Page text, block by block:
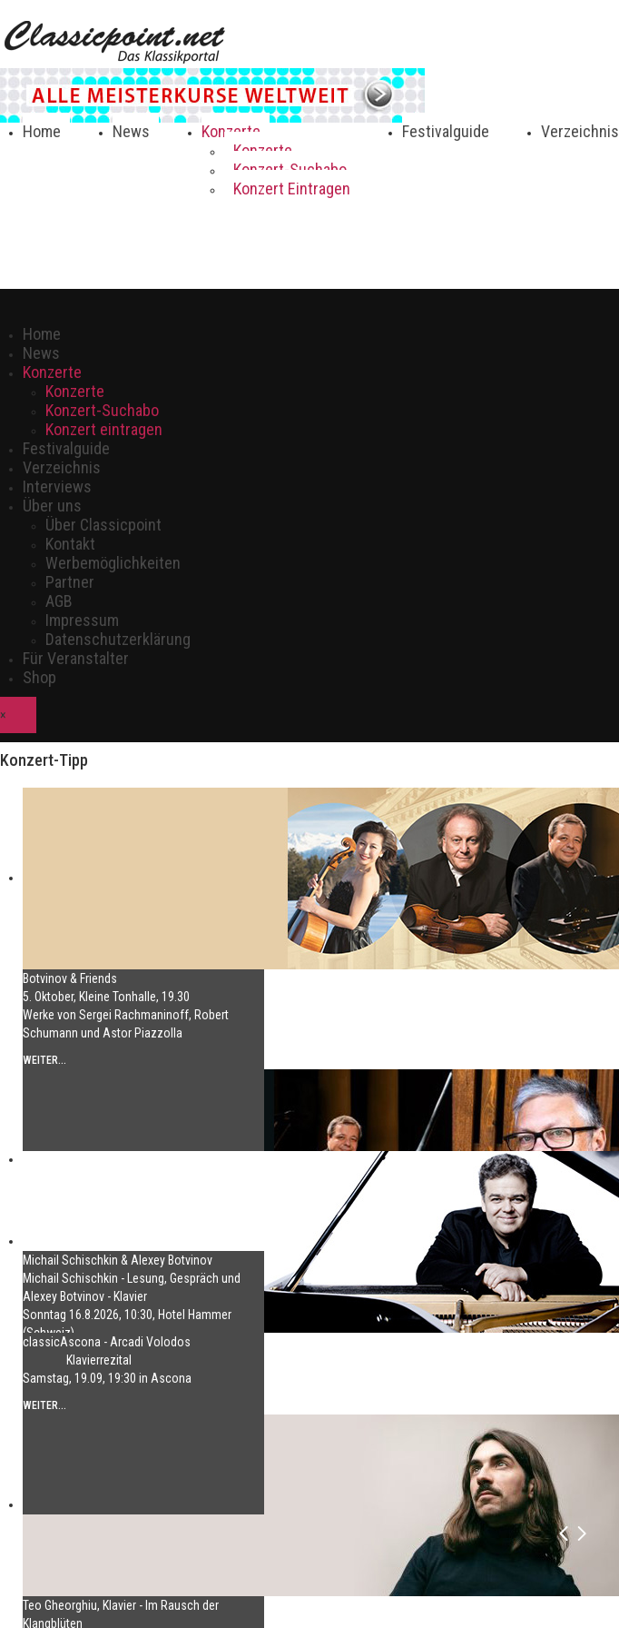
Home News
Konzerte
Konzerte
Konzert-Suchabo
Konzert Eintragen
Festivalguide Verzeichnis
Home
News
Konzerte
Konzerte
Konzert-Suchabo
Konzert eintragen
Festivalguide
Verzeichnis
Interviews
Über uns
Über Classicpoint
Kontakt
Werbemöglichkeiten
Partner
AGB
Impressum
Datenschutzerklärung
Für Veranstalter
Shop
×
Konzert-Tipp
Botvinov & Friends
5. Oktober, Kleine Tonhalle, 19.30
Werke von Sergei Rachmaninoff, Robert
Schumann und Astor Piazzolla
WEITER...
Michail Schischkin & Alexey Botvinov
Michail Schischkin - Lesung, Gespräch und
Alexey Botvinov - Klavier
Sonntag 16.8.2026, 10:30, Hotel Hammer
(Schweiz)
classicAscona - Arcadi Volodos
Klavierrezital
Samstag, 19.09, 19:30 in Ascona
WEITER...
Teo Gheorghiu, Klavier - Im Rausch der
Klangblüten